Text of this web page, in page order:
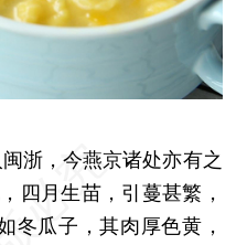
浙，今燕京诸处亦有之
四月生苗，引蔓甚繁，
瓜子，其肉厚色黄，